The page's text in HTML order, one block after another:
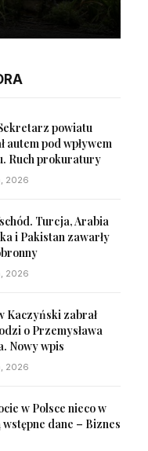
powiatu
autem pod wpływem
Ruch prokuratury
2026
Turcja, Arabia
i Pakistan zawarły
2026
Kaczyński zabrał
o Przemysława
Nowy wpis
2026
w Polsce nieco w
wstępne dane – Biznes